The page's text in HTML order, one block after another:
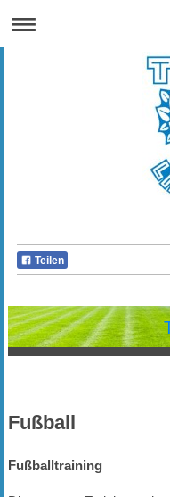
Teilen
Fußball
Fußballtraining